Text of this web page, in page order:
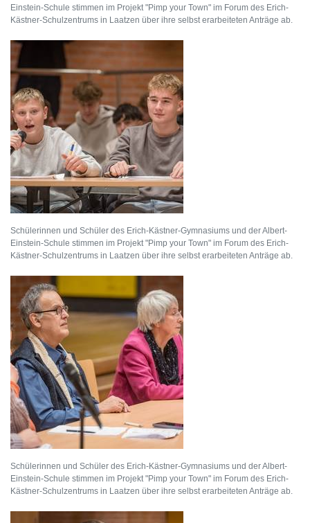
Einstein-Schule stimmen im Projekt "Pimp your Town" im Forum des Erich-
Kästner-Schulzentrums in Laatzen über ihre selbst erarbeiteten Anträge ab.
Schülerinnen und Schüler des Erich-Kästner-Gymnasiums und der Albert-
Einstein-Schule stimmen im Projekt "Pimp your Town" im Forum des Erich-
Kästner-Schulzentrums in Laatzen über ihre selbst erarbeiteten Anträge ab.
Schülerinnen und Schüler des Erich-Kästner-Gymnasiums und der Albert-
Einstein-Schule stimmen im Projekt "Pimp your Town" im Forum des Erich-
Kästner-Schulzentrums in Laatzen über ihre selbst erarbeiteten Anträge ab.